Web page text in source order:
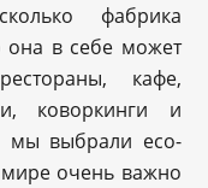
фабрика
она в себе может
кафе,
коворкинги и
мы выбрали eco-
очень важно